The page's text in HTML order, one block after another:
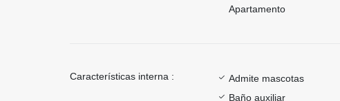
Apartamento
Características interna : Admite mascotas
Baño auxiliar